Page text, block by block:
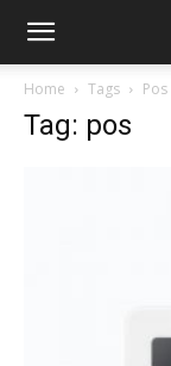
Home Tags Pos
Tag: pos